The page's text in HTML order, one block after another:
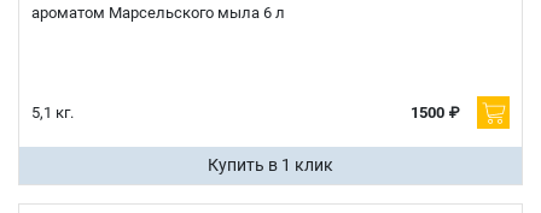
ароматом Марсельского мыла 6 л
5,1 кг. 1500 ₽
Купить в 1 клик